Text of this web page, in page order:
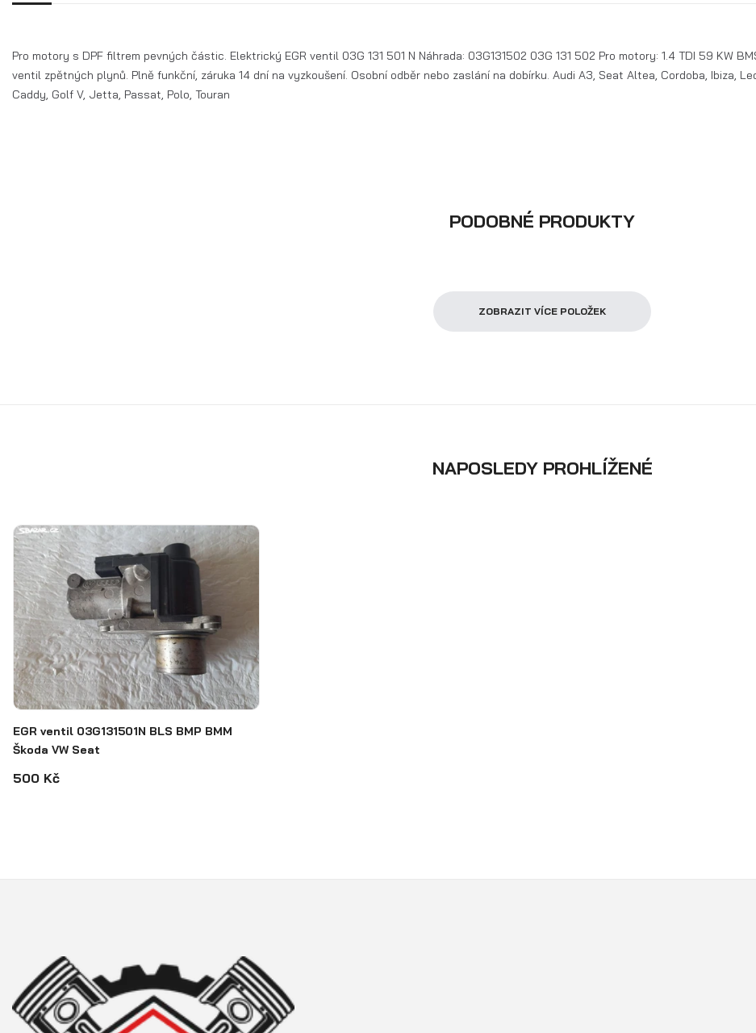
Pro motory s DPF filtrem pevných částic. Elektrický EGR ventil 03G 131 501 N Náhrada: 03G131502 03G 131 502 Pro motory: 1.4 TDI 59 KW
ventil zpětných plynů. Plně funkční, záruka 14 dní na vyzkoušení. Osobní odběr nebo zaslání na dobírku. Audi A3, Seat Altea, Cordoba, Ibiza,
Caddy, Golf V, Jetta, Passat, Polo, Touran
PODOBNÉ PRODUKTY
ZOBRAZIT VÍCE POLOŽEK
NAPOSLEDY PROHLÍŽENÉ
EGR ventil 03G131501N BLS BMP BMM
Škoda VW Seat
500 Kč